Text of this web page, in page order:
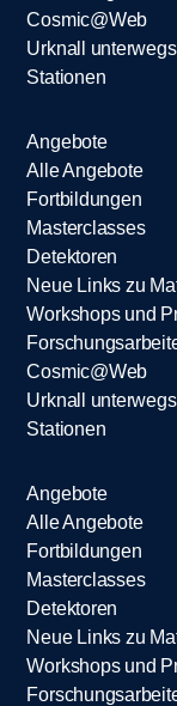
Cosmic@Web
Urknall unterwegs
Stationen
Angebote
Alle Angebote
Fortbildungen
Masterclasses
Detektoren
Neue Links zu
Workshops und
Cosmic@Web
Urknall unterwegs
Stationen
Angebote
Alle Angebote
Fortbildungen
Masterclasses
Detektoren
Neue Links zu
Workshops und